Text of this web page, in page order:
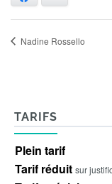
Nadine Rossello
TARIFS
Plein tarif
Tarif réduit sur